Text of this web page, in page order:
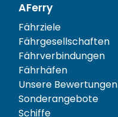
AFerry
Fährziele
Fährgesellschaften
Fährverbindungen
Fährhäfen
Unsere Bewertungen
Sonderangebote
Schiffe